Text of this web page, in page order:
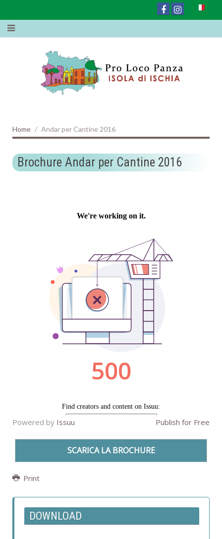
Home Andar per Cantine 2016
Brochure Andar per Cantine 2016
Powered by Issuu Publish for Free
SCARICA LA BROCHURE
Print
DOWNLOAD